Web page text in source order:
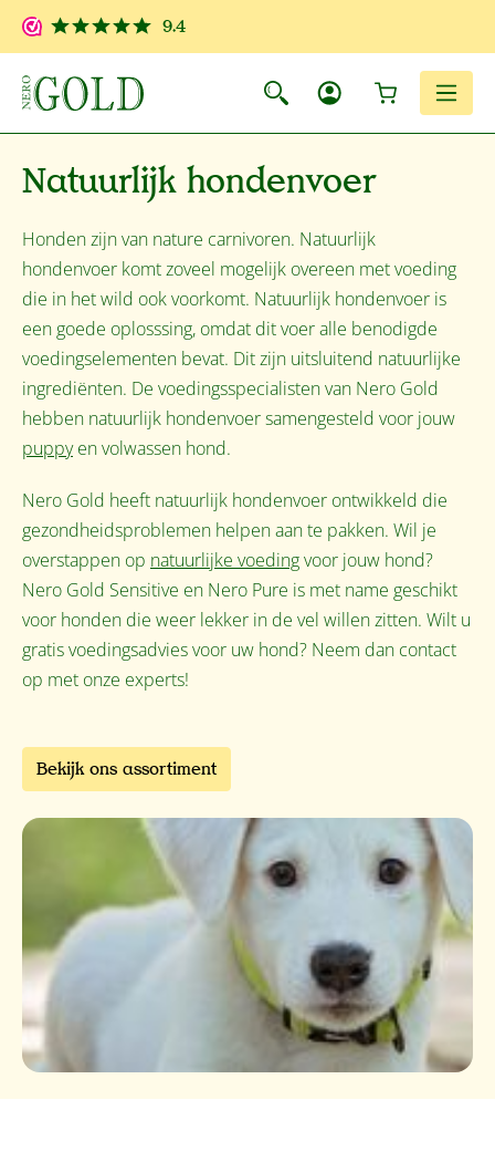
Ga naar de hoofdinhoud
9.4
Natuurlijk hondenvoer
Honden zijn van nature carnivoren. Natuurlijk
hondenvoer komt zoveel mogelijk overeen met voeding
die in het wild ook voorkomt. Natuurlijk hondenvoer is
een goede oplosssing, omdat dit voer alle benodigde
voedingselementen bevat. Dit zijn uitsluitend natuurlijke
ingrediënten. De voedingsspecialisten van Nero Gold
hebben natuurlijk hondenvoer samengesteld voor jouw
puppyen volwassen hond.
Nero Gold heeft natuurlijk hondenvoer ontwikkeld die
gezondheidsproblemen helpen aan te pakken. Wil je
overstappen op natuurlijke voedingvoor jouw hond?
Nero Gold Sensitive en Nero Pure is met name geschikt
voor honden die weer lekker in de vel willen zitten. Wilt u
gratis voedingsadvies voor uw hond? Neem dan contact
op met onze experts!
Bekijk ons assortiment